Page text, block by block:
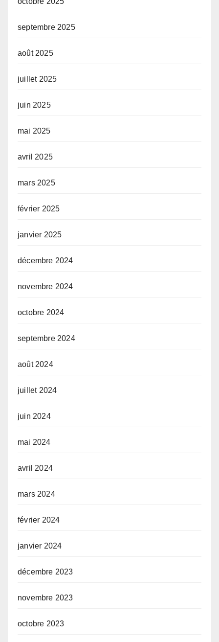
septembre 2025
août 2025
juillet 2025
juin 2025
mai 2025
avril 2025
mars 2025
février 2025
janvier 2025
décembre 2024
novembre 2024
octobre 2024
septembre 2024
août 2024
juillet 2024
juin 2024
mai 2024
avril 2024
mars 2024
février 2024
janvier 2024
décembre 2023
novembre 2023
octobre 2023